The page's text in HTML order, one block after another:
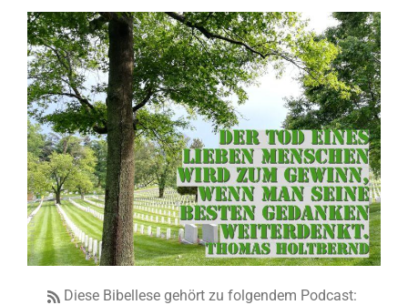
Diese Bibellese gehört zu folgendem Podcast: